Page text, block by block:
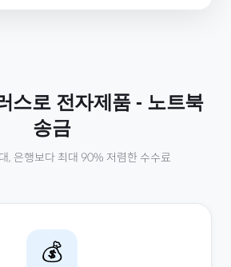
스로 전자제품- 노트북
송금
, 은행보다 최대 90% 저렴한 수수료
💰